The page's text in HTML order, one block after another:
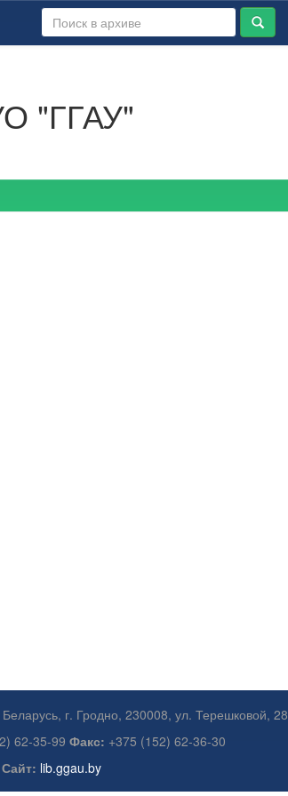
"ГГАУ"
Беларусь, г. Гродно, 230008, ул. Терешковой, 28
62-35-99 Факс: +375 (152) 62-36-30
Сайт: lib.ggau.by